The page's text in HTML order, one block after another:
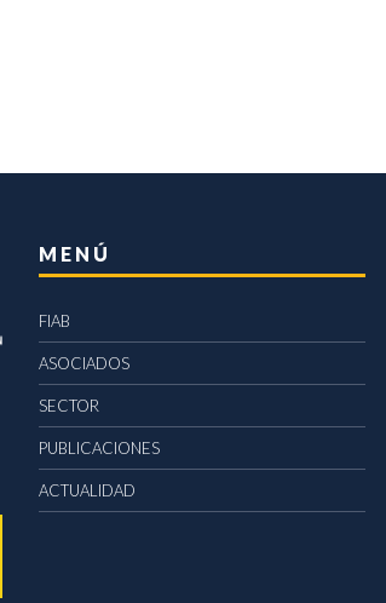
MENÚ
FIAB
ASOCIADOS
SECTOR
PUBLICACIONES
ACTUALIDAD